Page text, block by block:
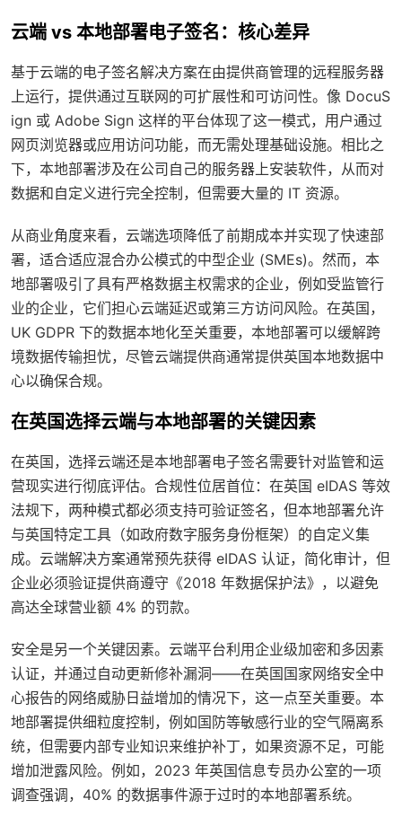
云端 vs 本地部署电子签名：核心差异
基于云端的电子签名解决方案在由提供商管理的远程服务器
上运行，提供通过互联网的可扩展性和可访问性。像 DocuS
ign 或 Adobe Sign 这样的平台体现了这一模式，用户通过
网页浏览器或应用访问功能，而无需处理基础设施。相比之
下，本地部署涉及在公司自己的服务器上安装软件，从而对
数据和自定义进行完全控制，但需要大量的 IT 资源。
从商业角度来看，云端选项降低了前期成本并实现了快速部
署，适合适应混合办公模式的中型企业 (SMEs)。然而，本
地部署吸引了具有严格数据主权需求的企业，例如受监管行
业的企业，它们担心云端延迟或第三方访问风险。在英国，
UK GDPR 下的数据本地化至关重要，本地部署可以缓解跨
境数据传输担忧，尽管云端提供商通常提供英国本地数据中
心以确保合规。
在英国选择云端与本地部署的关键因素
在英国，选择云端还是本地部署电子签名需要针对监管和运
营现实进行彻底评估。合规性位居首位：在英国 eIDAS 等效
法规下，两种模式都必须支持可验证签名，但本地部署允许
与英国特定工具（如政府数字服务身份框架）的自定义集
成。云端解决方案通常预先获得 eIDAS 认证，简化审计，但
企业必须验证提供商遵守《2018 年数据保护法》，以避免
高达全球营业额 4% 的罚款。
安全是另一个关键因素。云端平台利用企业级加密和多因素
认证，并通过自动更新修补漏洞——在英国国家网络安全中
心报告的网络威胁日益增加的情况下，这一点至关重要。本
地部署提供细粒度控制，例如国防等敏感行业的空气隔离系
统，但需要内部专业知识来维护补丁，如果资源不足，可能
增加泄露风险。例如，2023 年英国信息专员办公室的一项
调查强调，40% 的数据事件源于过时的本地部署系统。